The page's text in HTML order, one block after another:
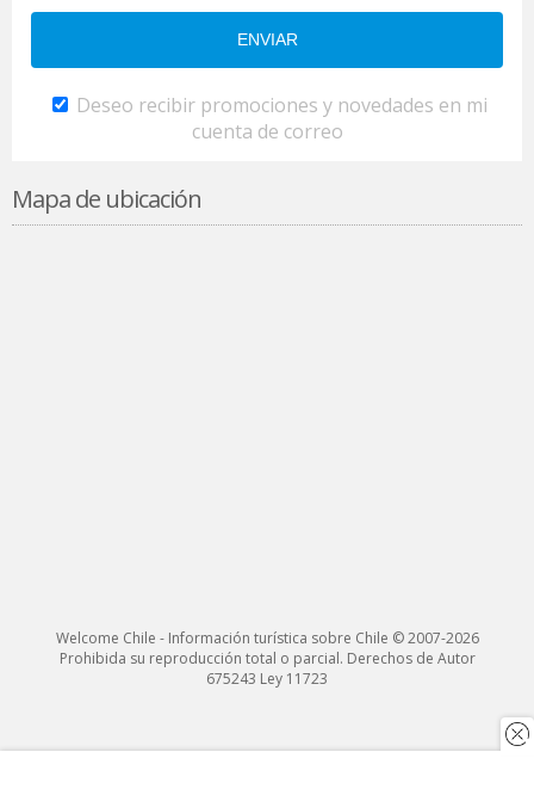
Deseo recibir promociones y novedades en mi
cuenta de correo
Mapa de ubicación
Welcome Chile - Información turística sobre Chile © 2007-2026
Prohibida su reproducción total o parcial. Derechos de Autor
675243 Ley 11723